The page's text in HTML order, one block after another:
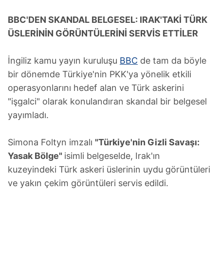
BBC'DEN SKANDAL BELGESEL: IRAK'TAKİ TÜRK
ÜSLERİNİN GÖRÜNTÜLERİNİ SERVİS ETTİLER
İngiliz kamu yayın kuruluşu BBC de tam da böyle
bir dönemde Türkiye'nin PKK'ya yönelik etkili
operasyonlarını hedef alan ve Türk askerini
"işgalci" olarak konulandıran skandal bir belgesel
yayımladı.
Simona Foltyn imzalı "Türkiye'nin Gizli Savaşı:
Yasak Bölge" isimli belgeselde, Irak'ın
kuzeyindeki Türk askeri üslerinin uydu görüntüleri
ve yakın çekim görüntüleri servis edildi.